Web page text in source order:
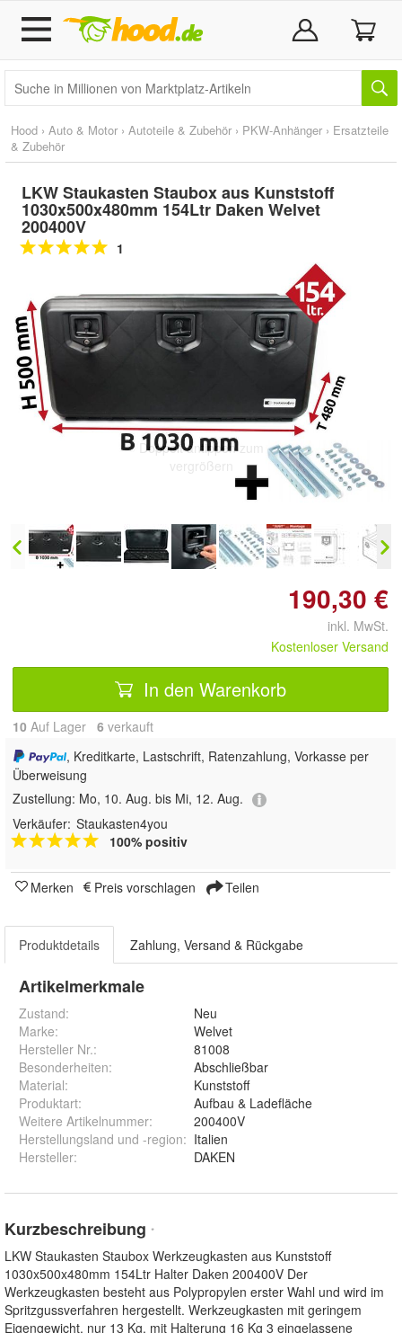
Hood › Auto & Motor › Autoteile & Zubehör › PKW-Anhänger › Ersatzteile
& Zubehör
LKW Staukasten Staubox aus Kunststoff
1030x500x480mm 154Ltr Daken Welvet
200400V
1
Doppelt antippen zum
vergrößern
190,30 €
inkl. MwSt.
Kostenloser Versand
In den Warenkorb
10 Auf Lager 6 verkauft
, Kreditkarte, Lastschrift, Ratenzahlung, Vorkasse per
Überweisung
Zustellung: Mo, 10. Aug. bis Mi, 12. Aug.
Verkäufer: Staukasten4you
100% positiv
Merken Preis vorschlagen Teilen
Produktdetails Zahlung, Versand & Rückgabe
Artikelmerkmale
Zustand:
Neu
Marke:
Welvet
Hersteller Nr.:
81008
Besonderheiten:
Abschließbar
Material:
Kunststoff
Produktart:
Aufbau & Ladefläche
Weitere Artikelnummer:
200400V
Herstellungsland und -region: Italien
Hersteller: DAKEN
Kurzbeschreibung *
LKW Staukasten Staubox Werkzeugkasten aus Kunststoff
1030x500x480mm 154Ltr Halter Daken 200400V Der
Werkzeugkasten besteht aus Polypropylen erster Wahl und wird im
Spritzgussverfahren hergestellt. Werkzeugkasten mit geringem
Eigengewicht, nur 13 Kg, mit Halterung 16 Kg 3 eingelassene